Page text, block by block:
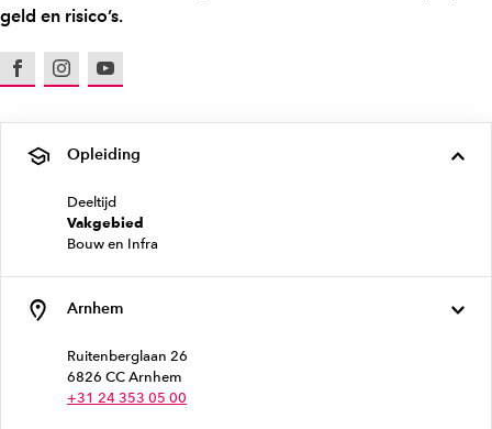
geld en risico’s.
FacebookInstagramYoutube
Opleiding
Deeltijd
Vakgebied
Bouw en Infra
Arnhem
Ruitenberglaan 26
6826 CC Arnhem
+31 24 353 05 00